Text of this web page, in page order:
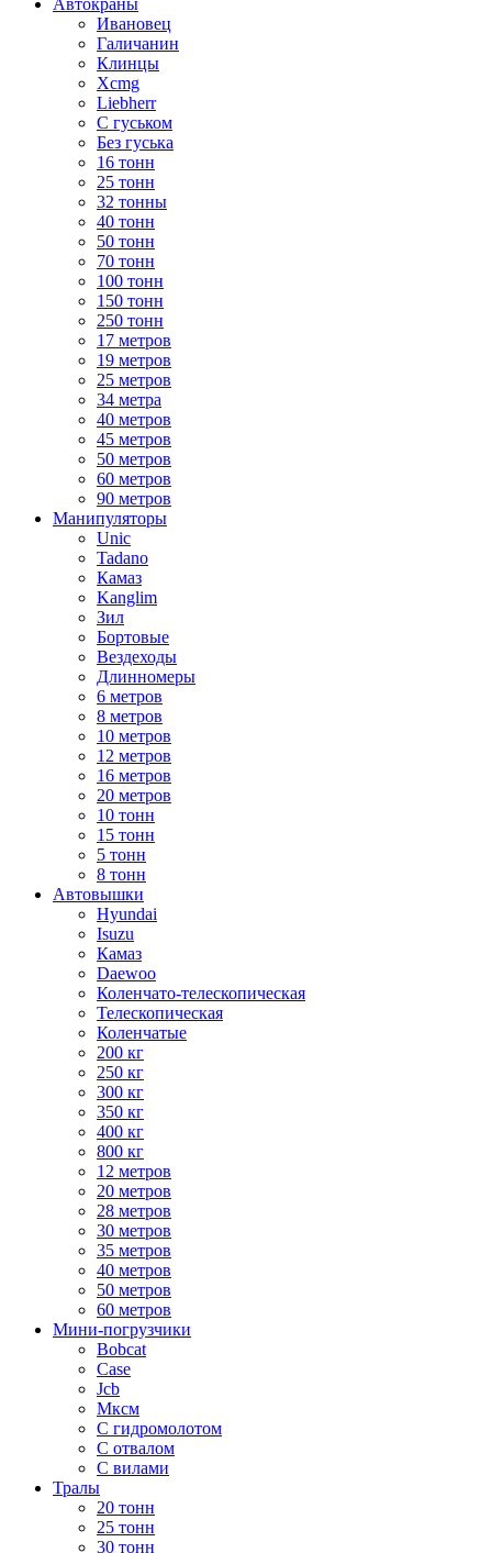
Ивановец
Галичанин
Клинцы
Xcmg
Liebherr
С гуськом
Без гуська
16 тонн
25 тонн
32 тонны
40 тонн
50 тонн
70 тонн
100 тонн
150 тонн
250 тонн
17 метров
19 метров
25 метров
34 метра
40 метров
45 метров
50 метров
60 метров
90 метров
Манипуляторы
Unic
Tadano
Камаз
Kanglim
Зил
Бортовые
Вездеходы
Длинномеры
6 метров
8 метров
10 метров
12 метров
16 метров
20 метров
10 тонн
15 тонн
5 тонн
8 тонн
Автовышки
Hyundai
Isuzu
Камаз
Daewoo
Коленчато-телескопическая
Телескопическая
Коленчатые
200 кг
250 кг
300 кг
350 кг
400 кг
800 кг
12 метров
20 метров
28 метров
30 метров
35 метров
40 метров
50 метров
60 метров
Мини-погрузчики
Bobcat
Case
Jcb
Мксм
С гидромолотом
С отвалом
С вилами
Тралы
20 тонн
25 тонн
30 тонн